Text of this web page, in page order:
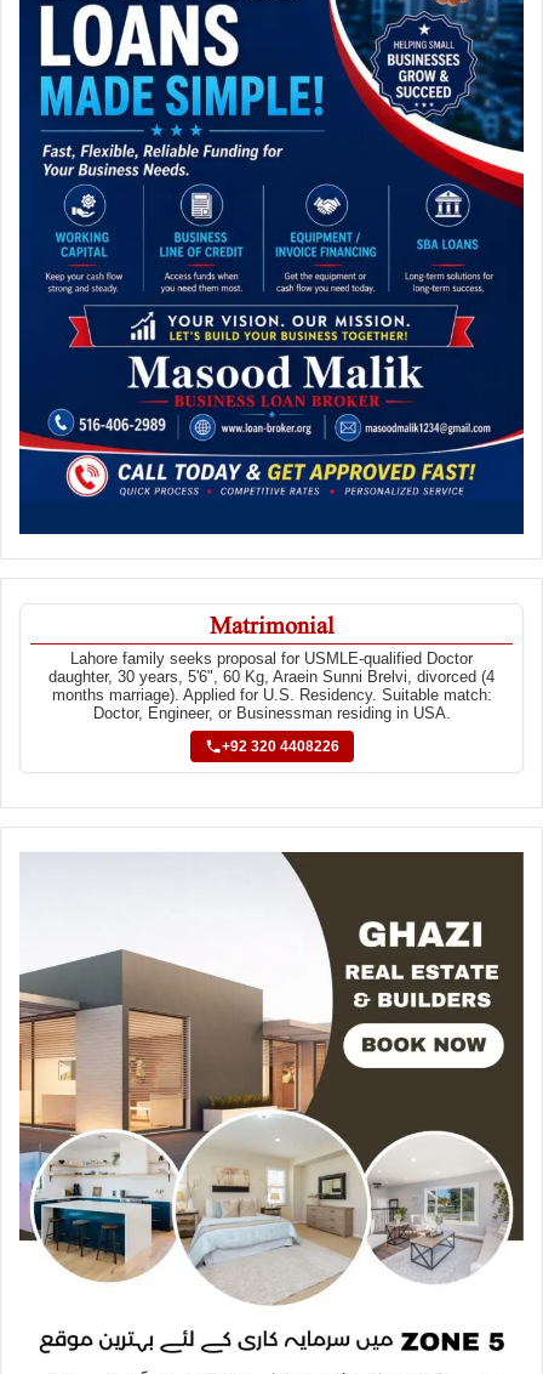
Matrimonial
Lahore family seeks proposal for USMLE-qualified Doctor
daughter, 30 years, 5'6", 60 Kg, Araein Sunni Brelvi, divorced (4
months marriage). Applied for U.S. Residency. Suitable match:
Doctor, Engineer, or Businessman residing in USA.
+92 320 4408226